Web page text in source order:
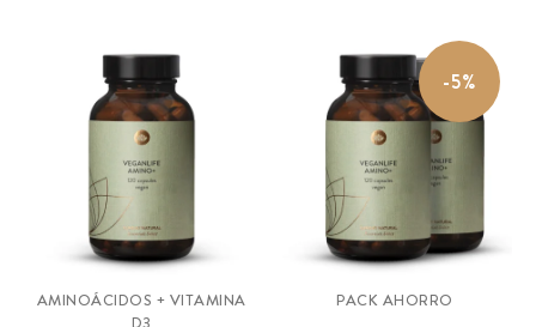
Protein + Aminos (37 % de contenido de proteína, 76 % de
aminoácidos) aporta los ocho aminoácidos esenciales, especialmente
adaptados a MAP de 7 semillas de plantas, y está complementado
con 6 aminoácidos y péptidos importantes.
AMINOÁCIDOS + VITAMINA
D3
-5%
PACK AHORRO